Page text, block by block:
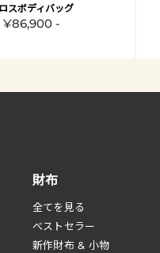
スボディバッグ
¥86,900 -
財布
全てを見る
べストセラー
新作財布 & 小物